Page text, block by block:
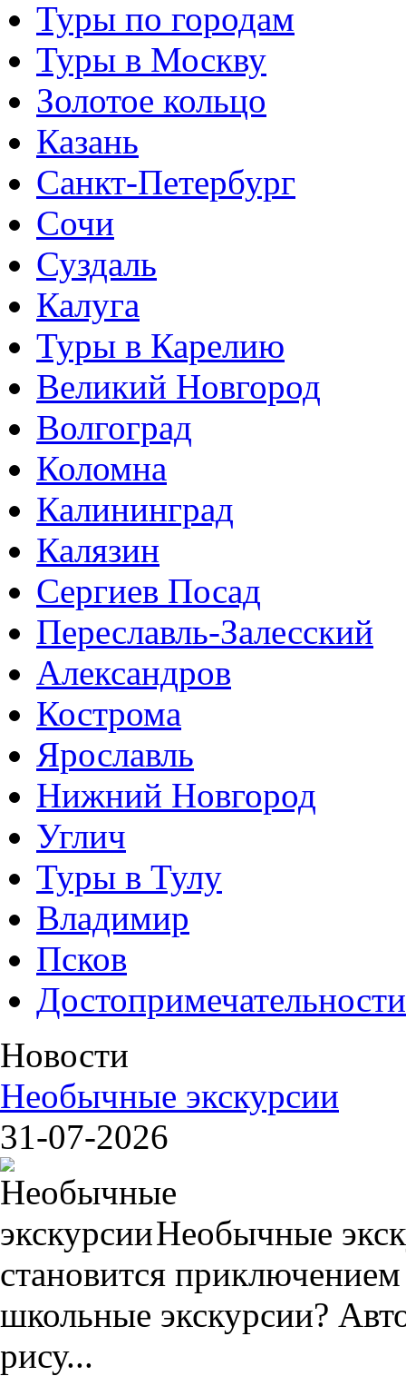
Туры по городам
Туры в Москву
Золотое кольцо
Казань
Санкт-Петербург
Сочи
Суздаль
Калуга
Туры в Карелию
Великий Новгород
Волгоград
Коломна
Калининград
Калязин
Сергиев Посад
Переславль-Залесский
Александров
Кострома
Ярославль
Нижний Новгород
Углич
Туры в Тулу
Владимир
Псков
Достопримечательности
Новости
Необычные экскурсии
31-07-2026
Необычные
становится
школьные экскурсии?
рису...